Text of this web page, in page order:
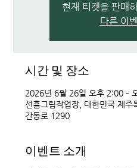
현재 티켓을 판매
다른 이
시간 및 장소
2026년 6월 26일 오후 2:00 –
선흘그림작업장, 대한민국 제
간동로 1290
이벤트 소개